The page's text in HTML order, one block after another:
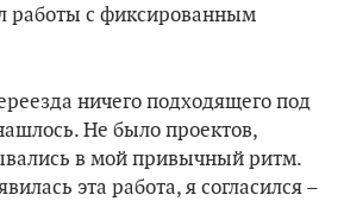
работы с фиксированным
ничего подходящего под
Не было проектов,
в мой привычный ритм.
эта работа, я согласился –